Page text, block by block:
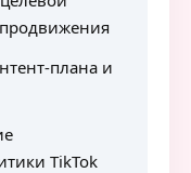
плана и
TikTok